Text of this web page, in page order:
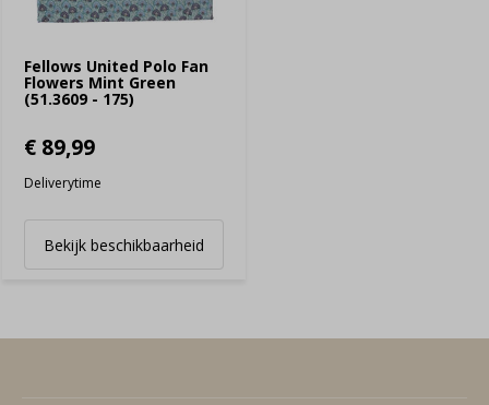
Fellows United Polo Fan
Flowers Mint Green
(51.3609 - 175)
€ 89,99
Deliverytime
Bekijk beschikbaarheid